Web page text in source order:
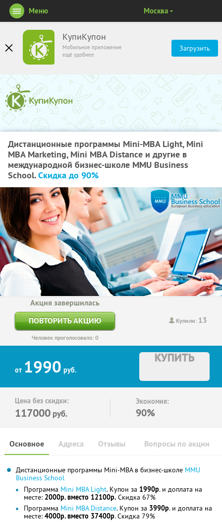
КупиКупон
Мобильное приложение
ещё удобнее
Загрузить
Меню Москва
Дистанционные программы Mini-MBA Light, Mini
MBA Marketing, Mini MBA Distance и другие в
международной бизнес-школе MMU Business
School.Скидка до 90%
Купили: 13
Акция завершилась
ПОВТОРИТЬ АКЦИЮ
Человек проголосовало: 0
от 1990 руб.
КУПИТЬ
Цена без скидки:
117000 руб.
Экономия:
90%
Основное Отзывы Вопросы по акции
Адреса
Дистанционные программы Mini-MBA в бизнес-школе MMU
Business School
Программа Mini MBA Light. Купон за 1990р. и доплата на
месте: 2000р. вместо 12100р. Скидка 67%
Программа Mini MBA Distance. Купон за 3990р. и доплата на
месте: 4000р. вместо 37400р. Скидка 79%